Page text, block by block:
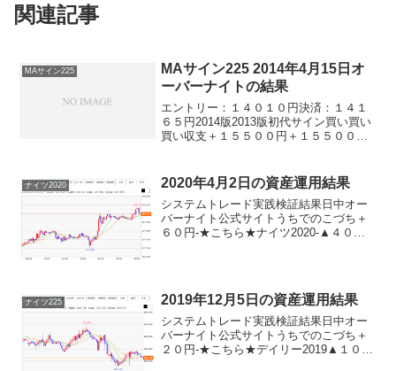
関連記事
MAサイン225
MAサイン225 2014年4月15日オ
ーバーナイトの結果
エントリー：１４０１０円決済：１４１
６５円2014版2013版初代サイン買い買い
買い収支＋１５５００円＋１５５００円
こうな高額！やりましたねー。これで、
２０１４版と...
ナイツ2020 2020年4月2日の資産運用結果
システムトレード実践検証結果日中オー
バーナイト公式サイトうちでのこづち＋
６０円-★こちら★ナイツ2020-▲４０円
ナイツ225 2019年12月5日の資産運用結果
システムトレード実践検証結果日中オー
バーナイト公式サイトうちでのこづち＋
２０円-★こちら★デイリー2019▲１０円